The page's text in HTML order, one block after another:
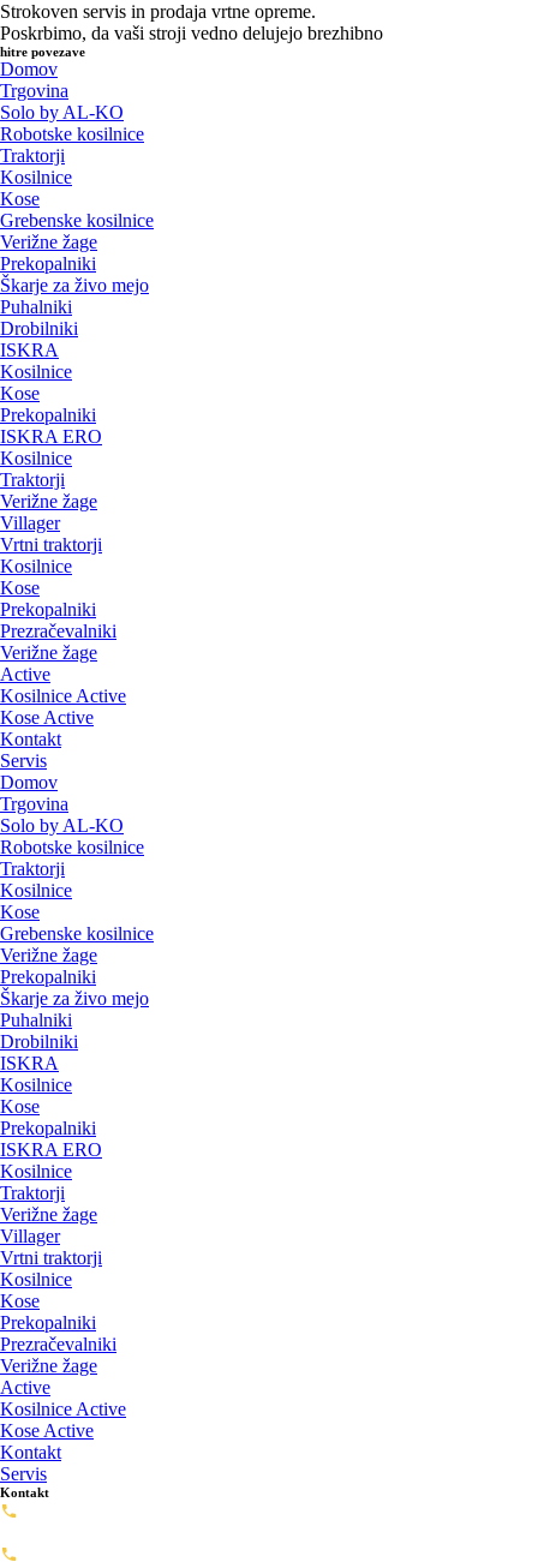
Strokoven servis in prodaja vrtne opreme.
Poskrbimo, da vaši stroji vedno delujejo brezhibno
hitre povezave
Domov
Trgovina
Solo by AL-KO
Robotske kosilnice
Traktorji
Kosilnice
Kose
Grebenske kosilnice
Verižne žage
Prekopalniki
Škarje za živo mejo
Puhalniki
Drobilniki
ISKRA
Kosilnice
Kose
Prekopalniki
ISKRA ERO
Kosilnice
Traktorji
Verižne žage
Villager
Vrtni traktorji
Kosilnice
Kose
Prekopalniki
Prezračevalniki
Verižne žage
Active
Kosilnice Active
Kose Active
Kontakt
Servis
Domov
Trgovina
Solo by AL-KO
Robotske kosilnice
Traktorji
Kosilnice
Kose
Grebenske kosilnice
Verižne žage
Prekopalniki
Škarje za živo mejo
Puhalniki
Drobilniki
ISKRA
Kosilnice
Kose
Prekopalniki
ISKRA ERO
Kosilnice
Traktorji
Verižne žage
Villager
Vrtni traktorji
Kosilnice
Kose
Prekopalniki
Prezračevalniki
Verižne žage
Active
Kosilnice Active
Kose Active
Kontakt
Servis
Kontakt